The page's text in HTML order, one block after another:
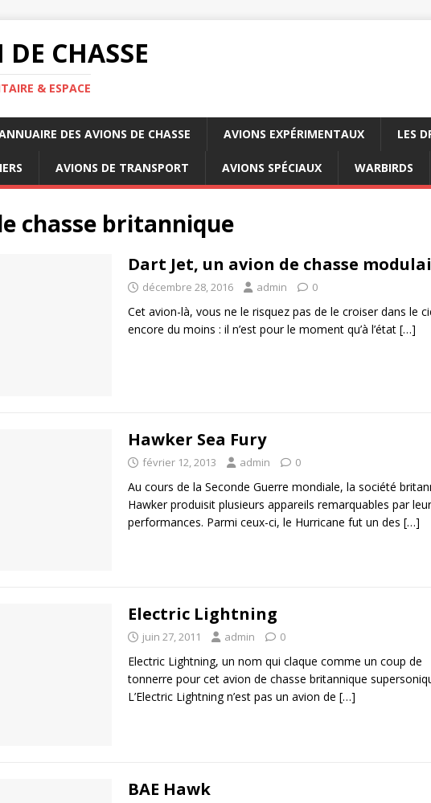
CHASSE
& ESPACE
DES AVIONS DE CHASSE AVIONS EXPÉRIMENTAUX LES
AVIONS DE TRANSPORT AVIONS SPÉCIAUX WARBIRDS
chasse britannique
Dart Jet, un avion de chasse
décembre 28, 2016 admin 0
Cet avion-là, vous ne le risquez pas de le croiser dans le
encore du moins : il n’est pour le moment qu’à l’état […]
Hawker Sea Fury
février 12, 2013 admin 0
Au cours de la Seconde Guerre mondiale, la société
Hawker produisit plusieurs appareils remarquables par
performances. Parmi ceux-ci, le Hurricane fut un des […]
Electric Lightning
juin 27, 2011 admin 0
Electric Lightning, un nom qui claque comme un coup de
tonnerre pour cet avion de chasse britannique
L’Electric Lightning n’est pas un avion de […]
BAE Hawk